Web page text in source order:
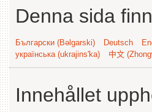
Denna sida
Български (Bəlgarski) Deutsch
українська (ukrajins'ka)
中文
Innehållet